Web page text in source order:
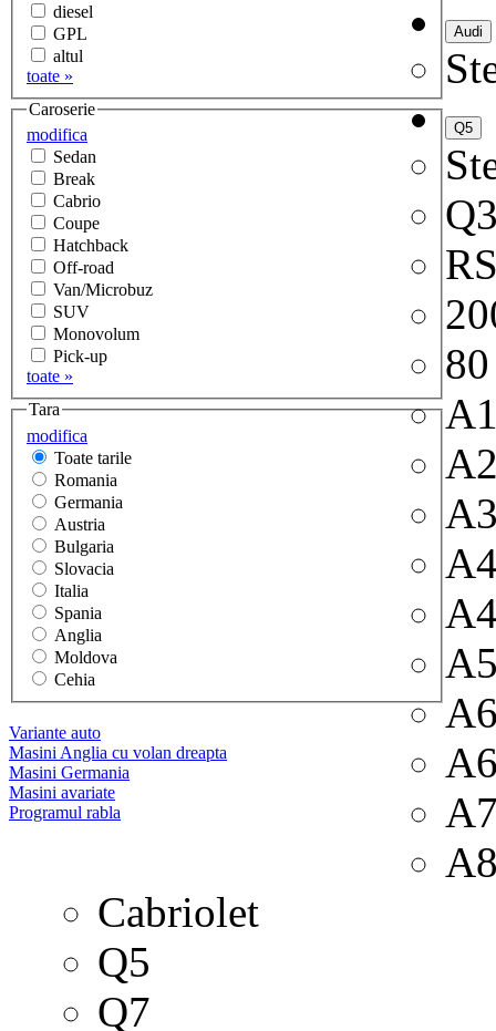
diesel
GPL
altul
toate »
modifica
Caroserie
Sedan
Break
Cabrio
Coupe
Hatchback
Off-road
Van/Microbuz
SUV
Monovolum
Pick-up
toate »
modifica
Tara
Toate tarile
Romania
Germania
Austria
Bulgaria
Slovacia
Italia
Spania
Anglia
Moldova
Cehia
Variante auto
Masini Anglia cu volan dreapta
Masini Germania
Masini avariate
Programul rabla
80
Cabriolet
Q5
Q7